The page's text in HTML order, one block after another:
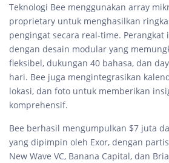
Teknologi Bee menggunakan array
proprietary untuk menghasilkan
pengingat secara real-time. Perangkat
dengan desain modular yang
fleksibel, dukungan 40 bahasa, dan
hari. Bee juga mengintegrasikan
lokasi, dan foto untuk memberikan
komprehensif.
Bee berhasil mengumpulkan $7 juta
yang dipimpin oleh Exor, dengan
New Wave VC, Banana Capital, dan